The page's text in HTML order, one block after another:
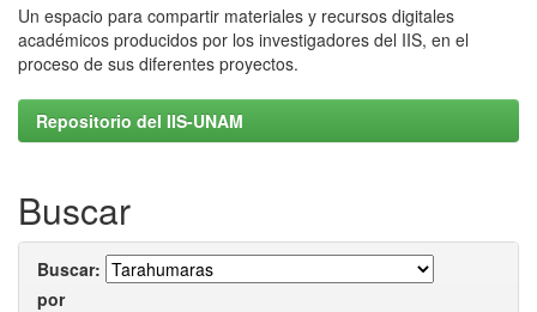
Un espacio para compartir materiales y recursos digitales
académicos producidos por los investigadores del IIS, en el
proceso de sus diferentes proyectos.
Repositorio del IIS-UNAM
Buscar
Buscar:
por